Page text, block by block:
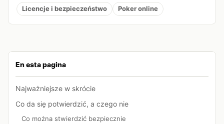
En esta pagina
Najważniejsze w skrócie
Co da się potwierdzić, a czego nie
Co można stwierdzić bezpiecznie
Licencje i bezpieczeństwo Poker online